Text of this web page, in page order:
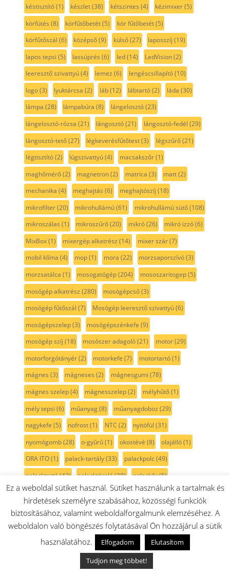
késtisztító(1) készlet(38) kétszintes (4) kézimixer(5)
körfütés (8) körfűtőbetét(5) kör fűtőbetét(5)
körfűtőszál (6) középső(9) külső(27) laposszíj (19)
lapos tepsi (5) lassúprés (6) led(14) LedVision(2)
leeresztő szivattyú(4) lemez (6) lengéscsillapító(10)
logo(3) lyuktárcsa (2) láb(12) lábtartó(2) láda (30)
lámpa (28) lámpabúra (8) lángelosztó(23)
lángelosztó-rózsa (21) lángosztó(21) lángosztó-fedél (29)
lángosztó-tető(27) légkeverésfűtőtest(3) légszűrő(21)
légtisztító(2) lúgszivattyú(4) macsakszőr(1)
maghőmérő(2) magnetron(2) matrica (3) matt(2)
mechanika (4) meghajtás (6) meghajtószíj (18)
mikrofilter(20) mikrohullámú(61) mikrohullámú sütő(108)
mikroszálas (1) mikroszűrő(20) mikró(26) mikró izzó(6)
MixBox(1) mixergép alkatrész (14) mixer szár(7)
mobil klíma (4) mop(1) mora (22) morzsaporszívó(3)
morzsatálca (1) mosogatógép(204) mososzaritogep(5)
mosógép alkatrész (280) mosógépcső(3)
mosógép fűtőszál (7) Mosógép leeresztő szivattyú(6)
mosógépszelep(3) mosógépszénkefe (9)
mosógép szíj (18) mosószer adagoló(21) motor(29)
motorforgótányér(2) motorkefe (7) motortartó(1)
mágnes (3) mágneses (2) mágnesgumi (78)
mágnes szelep(4) mágnesszelep(2) mélyhűtő(1)
mély tepsi (6) műanyag(8) műanyagdoboz (29)
nagykefe (5) nofrost(1) NTC (2) nyitófül (31)
nyomógomb(28) o-gyűrű(1) okostévé (8) olajálló(1)
ORA ITO(1) palack-tartály(33) palackpolc(49)
palacktartó(43) palacktároló(38) palackőr(5)
papír porszák(5) paradicsom passzírozó(1) passzírozó(1)
pb-gáz(34) perem (2) pillangószelep (3) pirolitikus
(1)
piros(1) polc(86) polcél (3) Poly-v szíj (11)
porszívó(220) porszívócső(10) porszívókefe(11)
portartály(12) porzsák(13)
Ez a weboldal sütiket használ. Sütiket használunk a tartalmak és
hirdetések személyre szabásához, közösségi funkciók
biztosításához, valamint weboldalforgalmunk elemzéséhez. A
weboldalon való böngészés folytatásával Ön hozzájárul a sütik
használatához.
Elfogadom
Elutasítom
Tudjon meg többet!